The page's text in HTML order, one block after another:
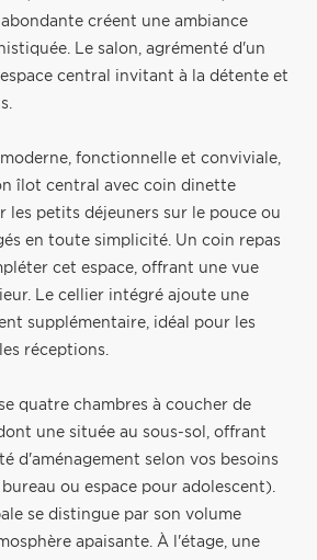
créent une ambiance
Le salon, agrémenté d'un
central invitant à la détente et
fonctionnelle et conviviale,
îlot central avec coin dinette
les petits déjeuners sur le pouce ou
en toute simplicité. Un coin repas
cet espace, offrant une vue
Le cellier intégré ajoute une
supplémentaire, idéal pour les
réceptions.
quatre chambres à coucher de
une située au sous-sol, offrant
d'aménagement selon vos besoins
ou espace pour adolescent).
se distingue par son volume
apaisante. À l'étage, une